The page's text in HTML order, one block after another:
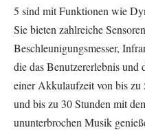
5 sind mit Funktionen wie
Sie bieten zahlreiche
Beschleunigungsmesser,
die das Benutzererlebnis
einer Akkulaufzeit von bis
und bis zu 30 Stunden mit
ununterbrochen Musik